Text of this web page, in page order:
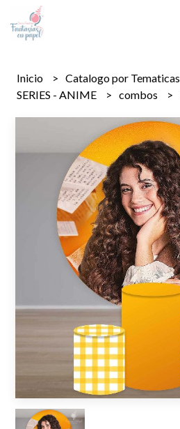
Inicio
Catalogo por Tematicas
SERIES - ANIME
combos